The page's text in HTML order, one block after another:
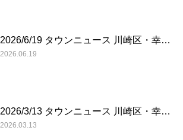
2026/6/19 タウンニュース 川崎区・幸…
2026.06.19
2026/3/13 タウンニュース 川崎区・幸…
2026.03.13